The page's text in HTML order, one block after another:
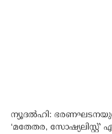
ന്യൂദല്‍ഹി:
‘മതേതര, സോഷ്യലിസ്റ്റ്’